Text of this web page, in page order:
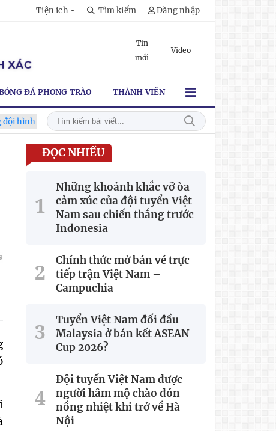
Tiện ích Tìm kiếm Đăng nhập
Tin
mới
Video
ĐÁ PHONG TRÀO THÀNH VIÊN
nhất trước Campuchia" CĐV vượt gần 80 km từ 5h30
ĐỌC NHIỀU
Những khoảnh khắc vỡ òa
cảm xúc của đội tuyển Việt
Nam sau chiến thắng trước
Indonesia
Chính thức mở bán vé trực
tiếp trận Việt Nam –
Campuchia
Tuyển Việt Nam đối đầu
Malaysia ở bán kết ASEAN
Cup 2026?
Đội tuyển Việt Nam được
người hâm mộ chào đón
nồng nhiệt khi trở về Hà
Nội